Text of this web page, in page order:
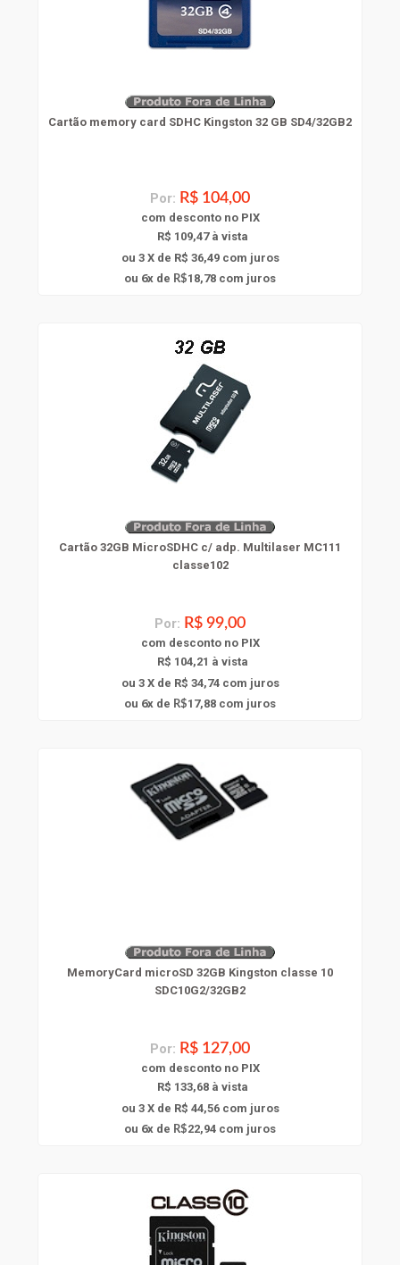
Cartão memory card SDHC Kingston 32 GB SD4/32GB2
Por: R$ 104,00
com desconto no PIX
R$ 109,47 à vista
ou 3 X de R$ 36,49com juros
ou 6x de R$18,78 com juros
Cartão 32GB MicroSDHC c/ adp. Multilaser MC111
classe102
Por: R$ 99,00
com desconto no PIX
R$ 104,21 à vista
ou 3 X de R$ 34,74com juros
ou 6x de R$17,88 com juros
MemoryCard microSD 32GB Kingston classe 10
SDC10G2/32GB2
Por: R$ 127,00
com desconto no PIX
R$ 133,68 à vista
ou 3 X de R$ 44,56com juros
ou 6x de R$22,94 com juros